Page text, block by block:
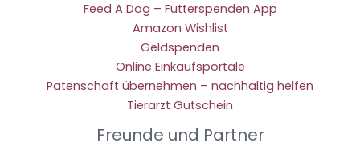
Feed A Dog – Futterspenden App
Amazon Wishlist
Geldspenden
Online Einkaufsportale
Patenschaft übernehmen – nachhaltig helfen
Tierarzt Gutschein
Freunde und Partner